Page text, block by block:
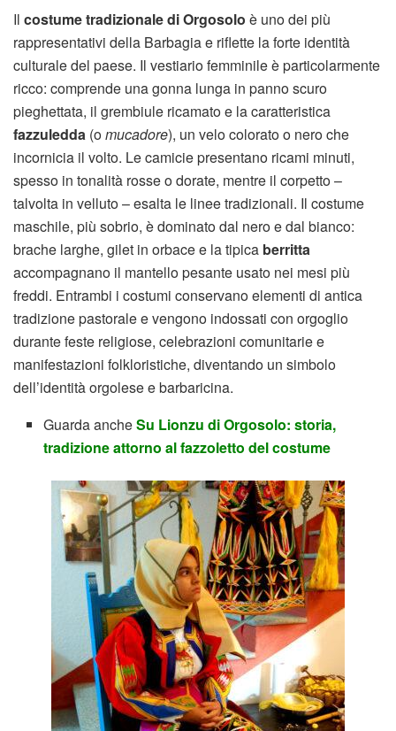
Il costume tradizionale di Orgosolo è uno dei più
rappresentativi della Barbagia e riflette la forte identità
culturale del paese. Il vestiario femminile è particolarmente
ricco: comprende una gonna lunga in panno scuro
pieghettata, il grembiule ricamato e la caratteristica
fazzuledda (omucadore), un velo colorato o nero che
incornicia il volto. Le camicie presentano ricami minuti,
spesso in tonalità rosse o dorate, mentre il corpetto –
talvolta in velluto – esalta le linee tradizionali. Il costume
maschile, più sobrio, è dominato dal nero e dal bianco:
brache larghe, gilet in orbace e la tipica berritta
accompagnano il mantello pesante usato nei mesi più
freddi. Entrambi i costumi conservano elementi di antica
tradizione pastorale e vengono indossati con orgoglio
durante feste religiose, celebrazioni comunitarie e
manifestazioni folkloristiche, diventando un simbolo
dell’identità orgolese e barbaricina.
Guarda ancheSu Lionzu di Orgosolo: storia,
tradizione attorno al fazzoletto del costume